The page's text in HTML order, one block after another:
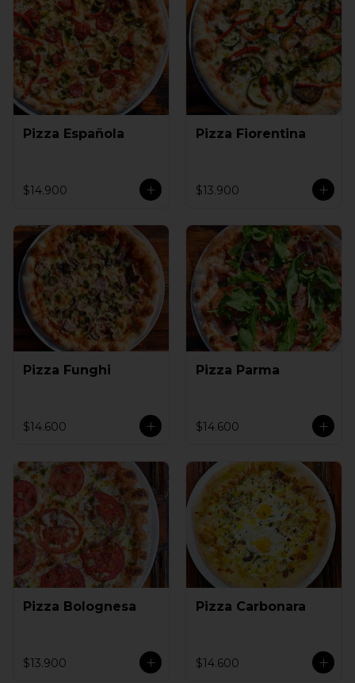
Pizza Española
$14.900
Pizza Fiorentina
$13.900
Pizza Funghi
$14.600
Pizza Parma
$14.600
Pizza Bolognesa
$13.900
Pizza Carbonara
$14.600